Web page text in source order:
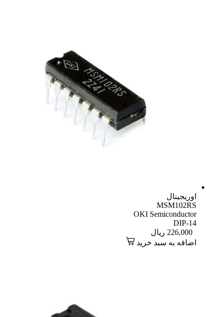
اوریجینال
MSM102RS
OKI Semiconductor
DIP-14
226,000 ریال
اضافه به سبد خرید